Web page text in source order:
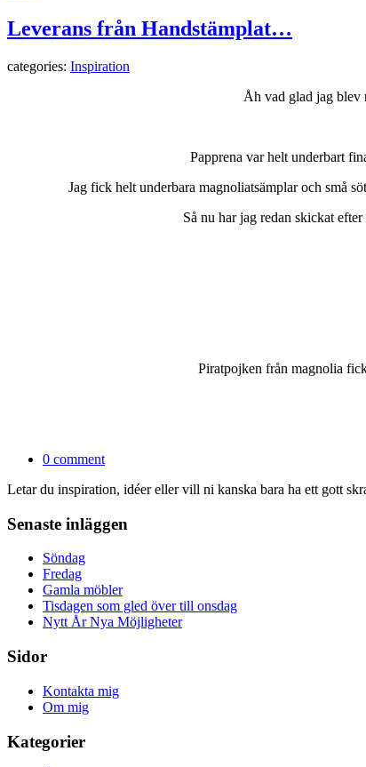
Leverans från Handstämplat…
categories: Inspiration
Åh vad glad jag blev
Papprena var helt underbart
Jag fick helt underbara magnoliatsämplar och små
Så nu har jag redan skickat
Piratpojken från magnolia
0 comment
Letar du inspiration, idéer eller vill ni kanska bara ha ett gott
Senaste inläggen
Söndag
Fredag
Gamla möbler
Tisdagen som gled över till onsdag
Nytt År Nya Möjligheter
Sidor
Kontakta mig
Om mig
Kategorier